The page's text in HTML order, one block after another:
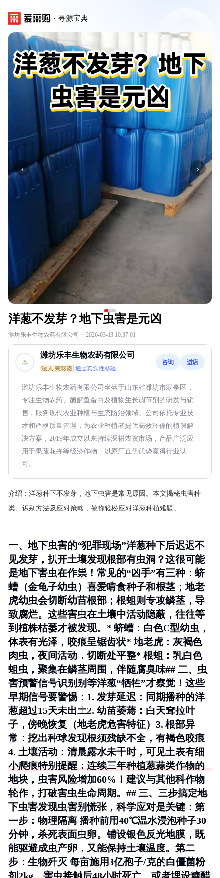
寻源宝典
‹ ›
洋葱不发芽？地下虫害是元凶
潍坊乐丰生物农药有限公司 · 2026-03-13 10:37:01
潍坊乐丰生物农药有限公司
法人:荣彩霞 通过真实性核验
咨询 进店
潍坊乐丰生物农药有限公司坐落于山东省潍坊市寒亭区，
专注生物农药、酶解鱼蛋白及植物生长调节剂的研发与销
售，服务现代农业种植与生态防治领域。公司依托专业技
术和严格质量管理，为农业种植者提供高效环保的植保解
决方案，2019年成立以来持续深耕农资市场，产品广泛应
用于果蔬花卉等经济作物，以原厂直供优势赢得行业认
可。
介绍： 洋葱种下不发芽，地下虫害是常见原因。本文揭秘虫害种
类、识别方法及应对策略，教你轻松应对洋葱种植难题。
一、地下虫害的“犯罪现场”洋葱种下后迟迟不
见发芽，扒开土壤发现根部有虫洞？这很可能
是地下害虫在作祟！常见的“凶手”有三种：蛴
螬（金龟子幼虫）喜爱啃食种子和根茎；地老
虎幼虫会切断幼苗根部；根蛆则专攻鳞茎，导
致腐烂。这些害虫在土壤中活动隐蔽，往往等
到植株枯萎才被发现。* 蛴螬：白色C型幼虫，
体表有光泽，咬痕呈锯齿状* 地老虎：灰褐色
肉虫，夜间活动，切断处平整* 根蛆：乳白色
蛆虫，聚集在鳞茎周围，伴随腐臭味## 二、虫
害预警信号识别别等洋葱“牺牲”才察觉！这些
早期信号要警惕：1. 发芽延迟 ：同期播种的洋
葱超过15天未出土2. 幼苗萎蔫 ：白天耷拉叶
子，傍晚恢复（地老虎危害特征）3. 根部异
常 ：挖出种球发现根须残缺不全，有褐色咬痕
4. 土壤活动 ：清晨露水未干时，可见土表有细
小爬痕特别提醒：连续三年种植葱蒜类作物的
地块，虫害风险增加60%！建议与其他科作物
轮作，打破害虫生命周期。## 三、三步搞定地
下虫害发现虫害别慌张，科学应对是关键： 第
一步：物理隔离 播种前用40℃温水浸泡种子30
分钟，杀死表面虫卵。铺设银色反光地膜，既
能驱避成虫产卵，又能保持土壤温度。 第二
步：生物歼灭 每亩施用3亿孢子/克的白僵菌粉
剂2kg，害虫接触后48小时死亡。或者埋设糖醋